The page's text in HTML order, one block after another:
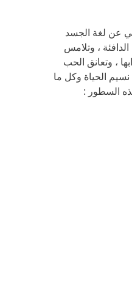
عن لغة الجسد
، وتلامس
، وتعانق الحب
نسيم الحياة وكل ما
السطور :